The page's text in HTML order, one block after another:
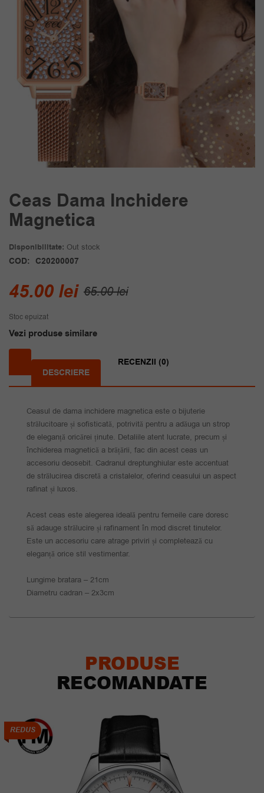
Ceas Dama Inchidere
Magnetica
Disponibilitate: Out stock
COD: C20200007
65.00leiPrețul
65.00 lei.
45.00 lei
Prețul
Stoc epuizat
Vezi produse similare
DESCRIERE
RECENZII (0)
Ceasul de dama inchidere magnetica este o bijuterie
strălucitoare și sofisticată, potrivită pentru a adăuga un strop
de eleganță oricărei ținute. Detaliile atent lucrate, precum și
închiderea magnetică a brățării, fac din acest ceas un
accesoriu deosebit. Cadranul dreptunghiular este accentuat
de strălucirea discretă a cristalelor, oferind ceasului un aspect
rafinat și luxos.
Acest ceas este alegerea ideală pentru femeile care doresc
să adauge strălucire și rafinament în mod discret tinutelor.
Este un accesoriu care atrage priviri și completează cu
eleganță orice stil vestimentar.
Lungime bratara – 21cm
Diametru cadran – 2x3cm
PRODUSE
RECOMANDATE
REDUS